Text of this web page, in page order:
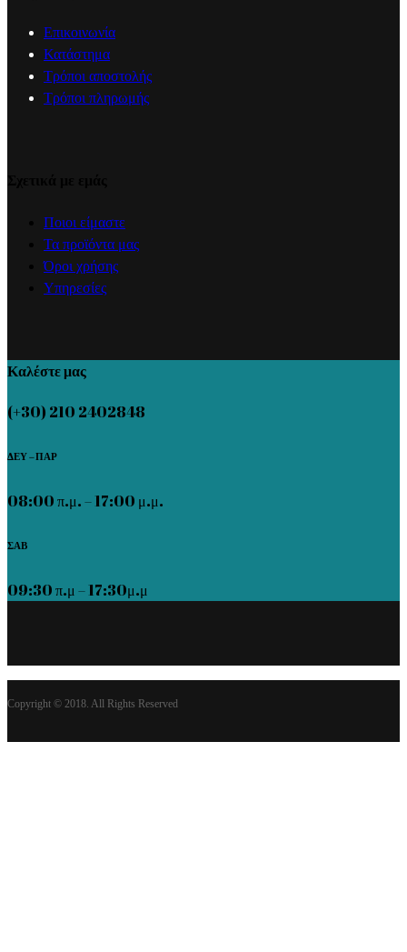
Επικοινωνία
Κατάστημα
Τρόποι αποστολής
Τρόποι πληρωμής
Ποιοι είμαστε
Τα προϊόντα μας
Όροι χρήσης
Υπηρεσίες
Καλέστε μας
(+30) 210 2402848
ΔΕΥ – ΠΑΡ
08:00 π.μ. – 17:00 μ.μ.
ΣΑΒ
09:30 π.μ – 17:30μ.μ
Copyright © 2018. All Rights Reserved